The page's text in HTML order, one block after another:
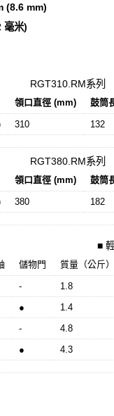
(8.6 mm)
毫米)
RGT310.RM系列
領口直徑 (mm) 鼓筒
310 132
RGT380.RM系列
領口直徑 (mm) 鼓筒
380 182
■
儲物門 質量（公斤）
- 1.8
●
1.4
- 4.8
● 4.3